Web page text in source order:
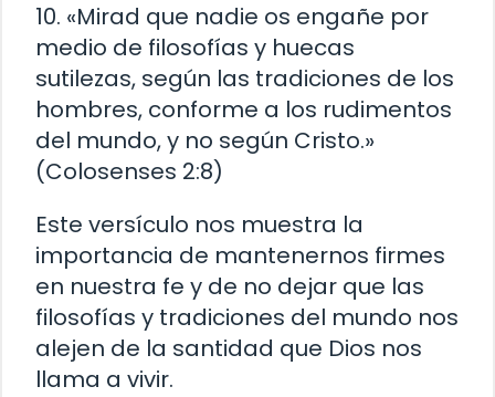
10. «Mirad que nadie os engañe por
medio de filosofías y huecas
sutilezas, según las tradiciones de los
hombres, conforme a los rudimentos
del mundo, y no según Cristo.»
(Colosenses 2:8)
Este versículo nos muestra la
importancia de mantenernos firmes
en nuestra fe y de no dejar que las
filosofías y tradiciones del mundo nos
alejen de la santidad que Dios nos
llama a vivir.